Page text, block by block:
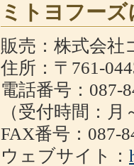
ミトヨフー
販売：株式会社
住所：〒761-
電話番号：087-
（受付時間：
FAX番号：087-
ウェブサイト：